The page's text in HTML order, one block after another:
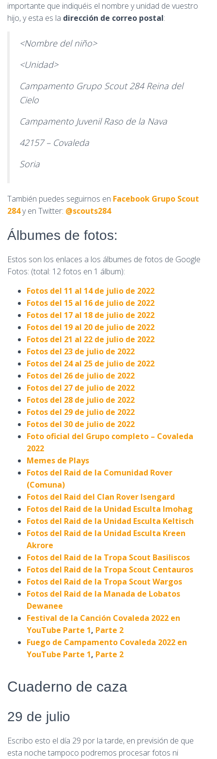
importante que indiquéis el nombre y unidad de vuestro
hijo, y esta es la dirección de correo postal:
<Nombre del niño>
<Unidad>
Campamento Grupo Scout 284 Reina del
Cielo
Campamento Juvenil Raso de la Nava
42157 – Covaleda
Soria
También puedes seguirnos en Facebook Grupo Scout
284y en Twitter: @scouts284
Álbumes de fotos:
Estos son los enlaces a los álbumes de fotos de Google
Fotos: (total: 12 fotos en 1 álbum):
Fotos del 11 al 14 de julio de 2022
Fotos del 15 al 16 de julio de 2022
Fotos del 17 al 18 de julio de 2022
Fotos del 19 al 20 de julio de 2022
Fotos del 21 al 22 de julio de 2022
Fotos del 23 de julio de 2022
Fotos del 24 al 25 de julio de 2022
Fotos del 26 de julio de 2022
Fotos del 27 de julio de 2022
Fotos del 28 de julio de 2022
Fotos del 29 de julio de 2022
Fotos del 30 de julio de 2022
Foto oficial del Grupo completo – Covaleda
2022
Memes de Plays
Fotos del Raid de la Comunidad Rover
(Comuna)
Fotos del Raid del Clan Rover Isengard
Fotos del Raid de la Unidad Esculta Imohag
Fotos del Raid de la Unidad Esculta Keltisch
Fotos del Raid de la Unidad Esculta Kreen
Akrore
Fotos del Raid de la Tropa Scout Basiliscos
Fotos del Raid de la Tropa Scout Centauros
Fotos del Raid de la Tropa Scout Wargos
Fotos del Raid de la Manada de Lobatos
Dewanee
Festival de la Canción Covaleda 2022 en
YouTube Parte 1, Parte 2
Fuego de Campamento Covaleda 2022 en
YouTube Parte 1, Parte 2
Cuaderno de caza
29 de julio
Escribo esto el día 29 por la tarde, en previsión de que
esta noche tampoco podremos procesar fotos ni